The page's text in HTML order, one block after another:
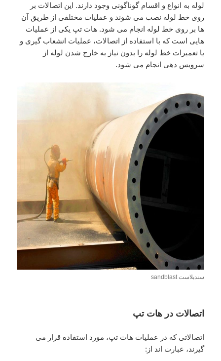
لوله به انواع و اقسام گوناگونی وجود دارند. این اتصالات بر
روی خط لوله نصب می شوند و عملیات مختلفی از طریق آن
ها بر روی خط لوله انجام می شود. هات تپ یکی از عملیات
هایی است که با استفاده از اتصالات، عملیات انشعاب گیری و
یا تعمیرات خط لوله را بدون نیاز به خارج شدن لوله از
سرویس دهی انجام می شود.
سندبلاست sandblast
اتصالات در هات تپ
اتصالاتی که در عملیات هات تپ، مورد استفاده قرار می
گیرند، عبارت اند از: